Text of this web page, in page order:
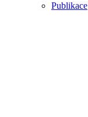
Publikace